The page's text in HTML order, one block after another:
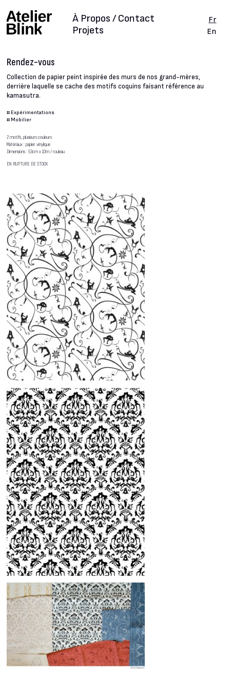
Projets
À Propos / Contact
Fr
En
Rendez-vous
Collection de papier peint inspirée des murs de nos grand-mères,
derrière laquelle se cache des motifs coquins faisant référence au
kamasutra.
# Expérimentations
# Mobilier
2 motifs, plusieurs couleurs
Matériaux : papier vinylique
Dimensions : 53cm x 10m / rouleau
EN RUPTURE DE STOCK